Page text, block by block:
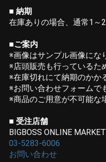
■ 納期
在庫ありの場合、通常1～2
■ご案内
※画像はサンプル画像にな
※店頭販売も行っているた
※在庫切れにて納期のかか
※お問い合わせフォームで
※商品のご用意が不可能な
■ 受注店舗
BIGBOSS ONLINE MARKET
03-5283-6006
お問い合わせ